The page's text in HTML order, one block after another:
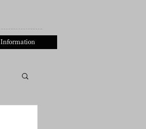
Information